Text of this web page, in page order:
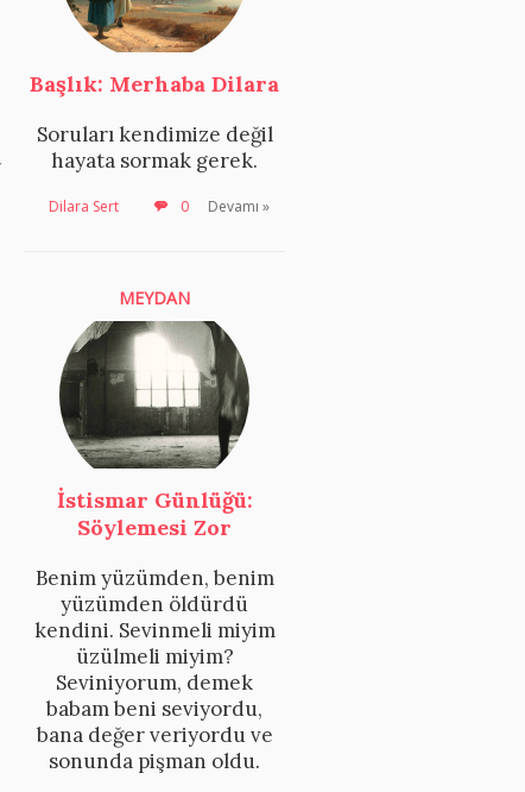
Başlık: Merhaba Dilara
Soruları kendimize değil
hayata sormak gerek.
Dilara Sert 0 Devamı »
MEYDAN
İstismar Günlüğü:
Söylemesi Zor
Benim yüzümden, benim
yüzümden öldürdü
kendini. Sevinmeli miyim
üzülmeli miyim?
Seviniyorum, demek
babam beni seviyordu,
bana değer veriyordu ve
sonunda pişman oldu.